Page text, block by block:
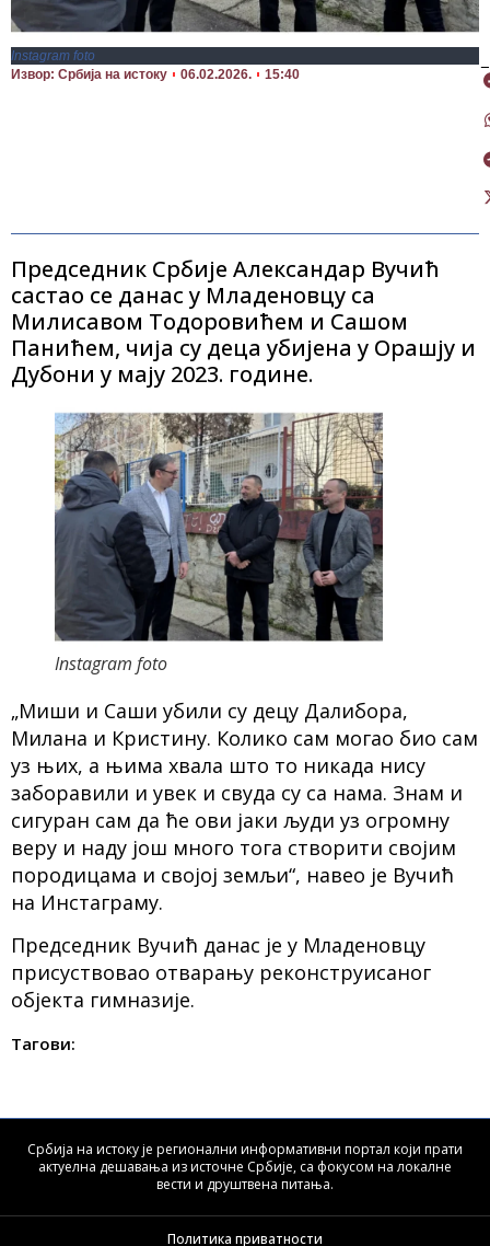
Instagram foto
Извор: Србија на истоку
06.02.2026. 15:40
Председник Србије Александар Вучић
састао се данас у Младеновцу са
Милисавом Тодоровићем и Сашом
Панићем, чија су деца убијена у Орашју и
Дубони у мају 2023. године.
Instagram foto
„Миши и Саши убили су децу Далибора,
Милана и Кристину. Колико сам могао био сам
уз њих, а њима хвала што то никада нису
заборавили и увек и свуда су са нама. Знам и
сигуран сам да ће ови јаки људи уз огромну
веру и наду још много тога створити својим
породицама и својој земљи“, навео је Вучић
на Инстаграму.
Председник Вучић данас је у Младеновцу
присуствовао отварању реконструисаног
објекта гимназије.
Тагови:
Србија на истоку је регионални информативни портал који прати
актуелна дешавања из источне Србије, са фокусом на локалне
вести и друштвена питања.
Политика приватности